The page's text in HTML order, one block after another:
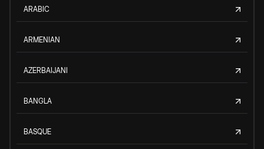
ARABIC
ARMENIAN
AZERBAIJANI
BANGLA
BASQUE